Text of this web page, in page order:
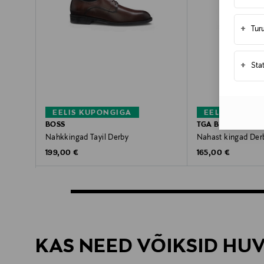
+
+
EELIS KUPONGIGA
BOSS
Nahkkingad Tayil Derby
Original Price
199,00 €
EELIS
TGA BY AHLER
Nahast kingad
Original Price
165,00 €
KAS NEED VÕIKSID